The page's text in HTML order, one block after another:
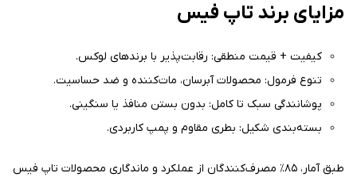
مزایای برند تاپ فیس
کیفیت + قیمت منطقی: رقابت‌پذیر با برندهای لوکس.
تنوع فرمول: محصولات آبرسان، مات‌کننده و ضد حساسیت.
پوشانندگی سبک تا کامل: بدون بستن منافذ یا سنگینی.
بسته‌بندی شکیل: بطری مقاوم و پمپ کاربردی.
طبق آمار، ۸۵٪ مصرف‌کنندگان از عملکرد و ماندگاری محصولات تاپ فیس